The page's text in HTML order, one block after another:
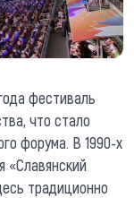
фестиваль
что стало
форума. В 1990-х
«Славянский
традиционно